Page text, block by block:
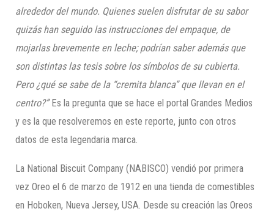
alrededor del mundo. Quienes suelen disfrutar de su sabor
quizás han seguido las instrucciones del empaque, de
mojarlas brevemente en leche; podrían saber además que
son distintas las tesis sobre los símbolos de su cubierta.
Pero ¿qué se sabe de la “cremita blanca” que llevan en el
centro?” Es la pregunta que se hace el portal Grandes Medios
y es la que resolveremos en este reporte, junto con otros
datos de esta legendaria marca.
La National Biscuit Company (NABISCO) vendió por primera
vez Oreo el 6 de marzo de 1912 en una tienda de comestibles
en Hoboken, Nueva Jersey, USA. Desde su creación las Oreos